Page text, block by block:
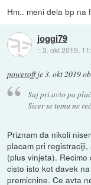
Hm.. meni dela bp na
joggi79
::3. okt 2019,
poweroffje3. okt 2019
Saj pri avto pa
Sicer se temu ne
Priznam da nikoli
placam pri
(plus vinjeta).
cisto isto kot davek
premicnine. Ce avta